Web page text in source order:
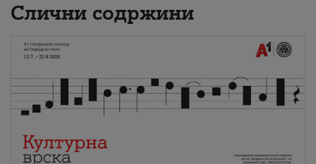
Слични содржини